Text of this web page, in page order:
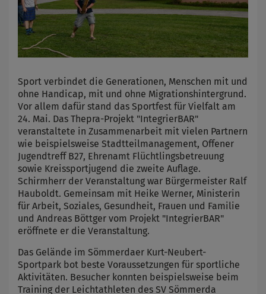
Sport verbindet die Generationen, Menschen mit und
ohne Handicap, mit und ohne Migrationshintergrund.
Vor allem dafür stand das Sportfest für Vielfalt am
24. Mai. Das Thepra-Projekt "IntegrierBAR"
veranstaltete in Zusammenarbeit mit vielen Partnern
wie beispielsweise Stadtteilmanagement, Offener
Jugendtreff B27, Ehrenamt Flüchtlingsbetreuung
sowie Kreissportjugend die zweite Auflage.
Schirmherr der Veranstaltung war Bürgermeister Ralf
Hauboldt. Gemeinsam mit Heike Werner, Ministerin
für Arbeit, Soziales, Gesundheit, Frauen und Familie
und Andreas Böttger vom Projekt "IntegrierBAR"
eröffnete er die Veranstaltung.
Das Gelände im Sömmerdaer Kurt-Neubert-
Sportpark bot beste Voraussetzungen für sportliche
Aktivitäten. Besucher konnten beispielsweise beim
Training der Leichtathleten des SV Sömmerda